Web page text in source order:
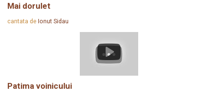
Mai dorulet
cantata de Ionut Sidau
Patima voinicului